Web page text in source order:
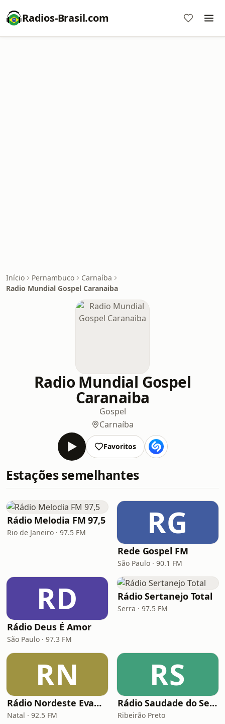
Radios-Brasil.com
Início Pernambuco
Carnaíba
Radio Mundial Gospel Caranaiba
Radio Mundial Gospel
Caranaiba
Gospel
Carnaíba
Favoritos
Estações semelhantes
Rádio Melodia FM 97,5
Rio de Janeiro · 97.5 FM RG
Rede Gospel FM
São Paulo · 90.1 FM
RD
Rádio Deus É Amor
São Paulo · 97.3 FM
Rádio Sertanejo Total
Serra · 97.5 FM
RN
Rádio Nordeste Evangélica
Natal · 92.5 FM
RS
Rádio Saudade do Sertão
Ribeirão Preto